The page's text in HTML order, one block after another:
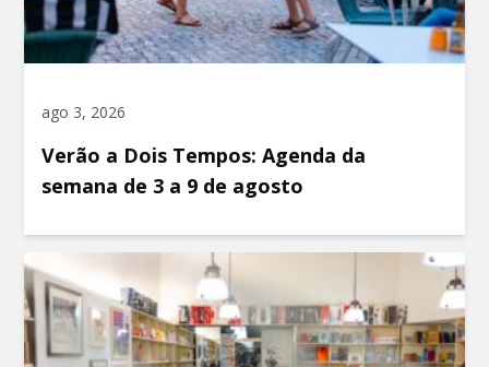
ago 3, 2026
Verão a Dois Tempos: Agenda da
semana de 3 a 9 de agosto